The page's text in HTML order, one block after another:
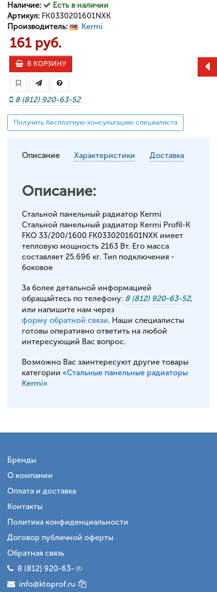
Наличие:
Есть в наличии
Артикул: FK0330201601NXK
Производитель:
Kermi
161 руб.
В КОРЗИНУ
8 (812) 920-63-52
Получить бесплатную консультацию специалиста
Описание Характеристики Доставка
Описание:
Стальной панельный радиатор Kermi
Стальной панельный радиатор Kermi Profil-K
FKO 33/200/1600 FK0330201601NXK имеет
тепловую мощность 2163 Вт. Его масса
составляет 25.696 кг. Тип подключения -
боковое
За более детальной информацией
обращайтесь по телефону: 8 (812) 920-63-52,
или напишите нам через
форму обратной связи. Наши специалисты
готовы оперативно ответить на любой
интересующий Вас вопрос.
Возможно Вас заинтересуют другие товары
категории «Стальные панельные радиаторы
Kermi»
Бренды
О компании
Оплата и доставка
Контакты
Политика конфиденциальности
Договор публичной оферты
Обратная связь
8 (812) 920-63-
info@ktoprof.ru